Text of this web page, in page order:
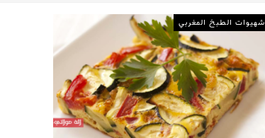
شهيوات الطبخ المغربي